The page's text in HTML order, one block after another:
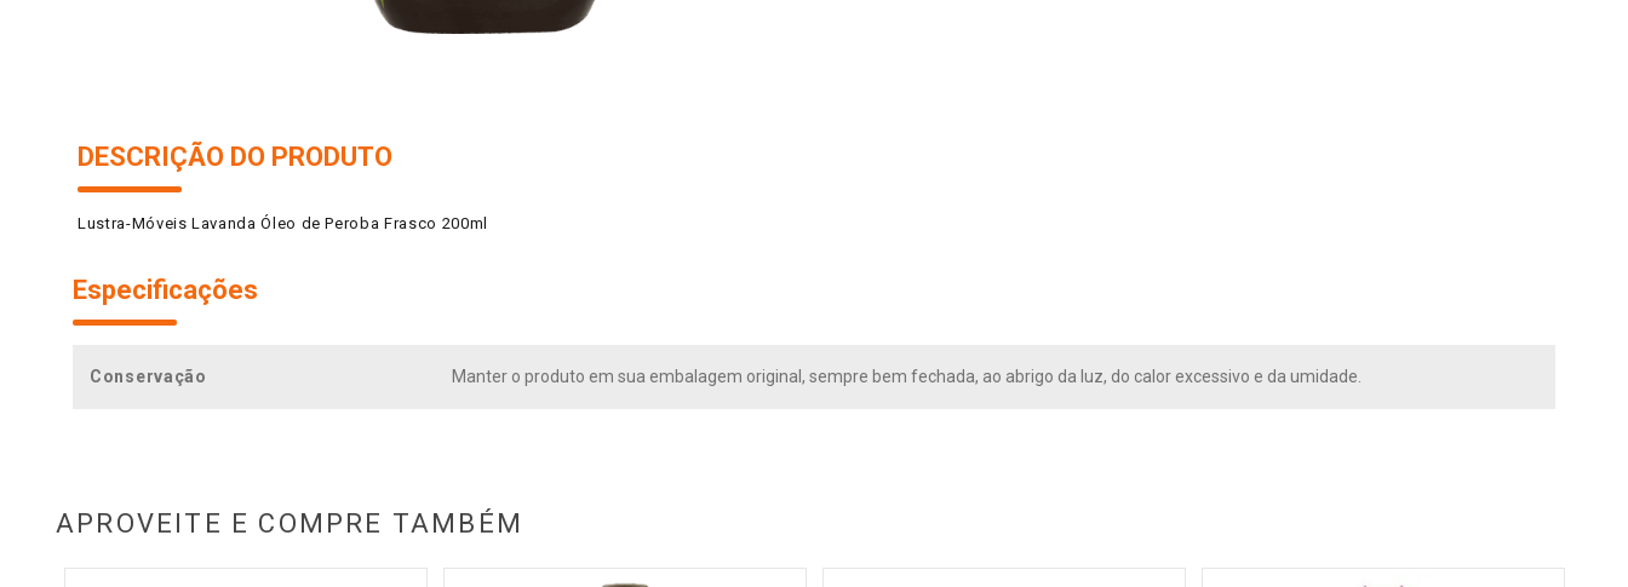
DESCRIÇÃO DO PRODUTO
Lustra-Móveis Lavanda Óleo de Peroba Frasco 200ml
Especificações
Conservação Manter o produto em sua embalagem original, sempre bem fechada, ao abrigo da luz, do calor excessivo e da umidade.
APROVEITE E COMPRE TAMBÉM